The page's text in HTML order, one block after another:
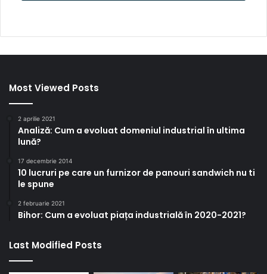
Most Viewed Posts
2 aprilie 2021
Analiză: Cum a evoluat domeniul industrial în ultima
lună?
17 decembrie 2014
10 lucruri pe care un furnizor de panouri sandwich nu ti
le spune
2 februarie 2021
Bihor: Cum a evoluat piața industrială în 2020-2021?
Last Modified Posts